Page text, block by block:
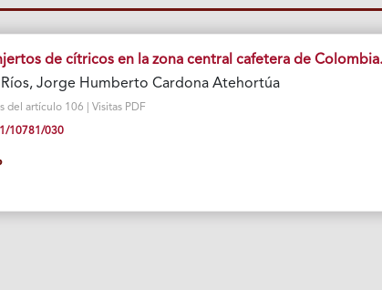
de cítricos en la zona central cafetera de Colombia.
Jorge Humberto Cardona Atehortúa
del artículo 106 | Visitas PDF
10781/030